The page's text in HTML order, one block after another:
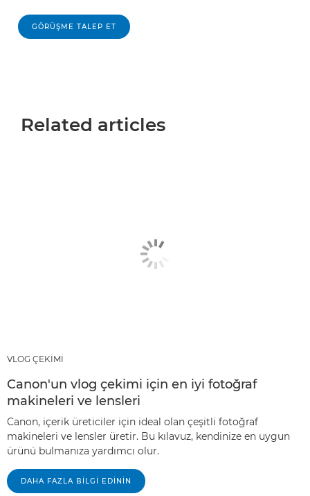
GÖRÜŞME TALEP ET
Related articles
VLOG ÇEKİMİ
Canon'un vlog çekimi için en iyi fotoğraf
makineleri ve lensleri
Canon, içerik üreticiler için ideal olan çeşitli fotoğraf
makineleri ve lensler üretir. Bu kılavuz, kendinize en uygun
ürünü bulmanıza yardımcı olur.
DAHA FAZLA BILGI EDININ